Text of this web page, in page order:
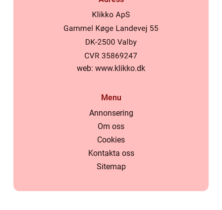
web: www.klikko.dk
Menu
Annonsering
Om oss
Cookies
Kontakta oss
Sitemap